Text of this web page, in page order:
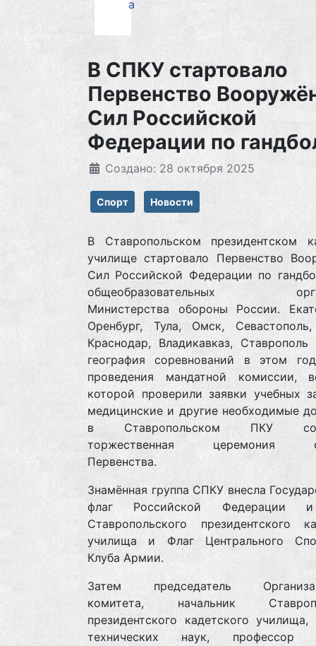
а
В СПКУ стартовало
Первенство
Сил Российской
Федерации по
Создано: 28 октября 2025
Спорт Новости
В Ставропольском президентском
училище стартовало Первенство
Сил Российской Федерации по
общеобразовательных
Министерства обороны России.
Оренбург, Тула, Омск,
Краснодар, Владикавказ, Ставрополь
география соревнований в этом
проведения мандатной комиссии,
которой проверили заявки учебных
медицинские и другие необходимые
в Ставропольском ПКУ
торжественная церемония
Первенства.
Знамённая группа СПКУ внесла
флаг Российской Федерации
Ставропольского президентского
училища и Флаг Центрального
Клуба Армии.
Затем председатель
комитета, начальник
президентского кадетского училища,
технических наук, профессор